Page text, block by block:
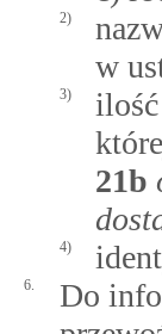
2)
w
3)
21b
4)
6.
Do